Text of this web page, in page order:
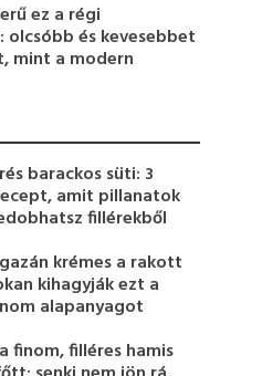
ez a régi
olcsóbb és kevesebbet
mint a modern
barackos süti: 3
amit pillanatok
fillérekből
krémes a rakott
kihagyják ezt a
alapanyagot
finom, filléres hamis